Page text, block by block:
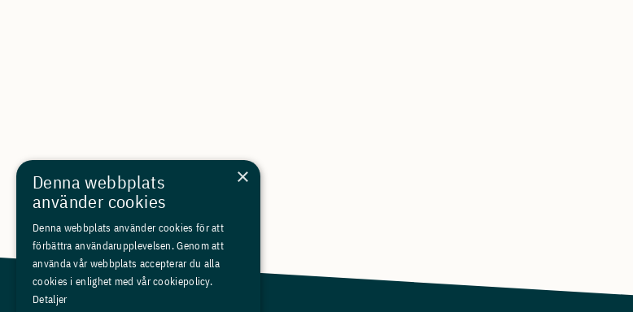
×
Denna webbplats
använder cookies
Denna webbplats använder cookies för att
förbättra användarupplevelsen. Genom att
använda vår webbplats accepterar du alla
cookies i enlighet med vår cookiepolicy.
Detaljer